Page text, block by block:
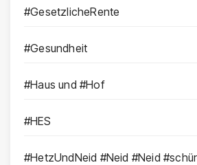
#GesetzlicheRente
#Gesundheit
#Haus und #Hof
#HES
#HetzUndNeid #Neid #Neid